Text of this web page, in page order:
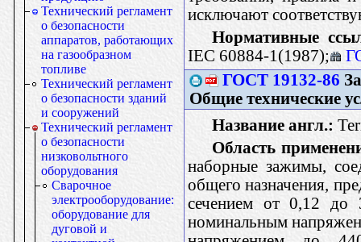
Технический регламент
о безопасности
аппаратов, работающих
на газообразном
топливе
Технический регламент
о безопасности зданий
и сооружений
Технический регламент
о безопасности
низковольтного
оборудования
Сварочное
электрооборудование:
оборудование для
дуговой и
исключают
Нормативные
IEC 60884-1(1987);
ГОСТ 19132-86
Общие технические
Название англ.:
Область
наборные зажимы,
общего назначения,
сечением от 0,12 до
номинальным